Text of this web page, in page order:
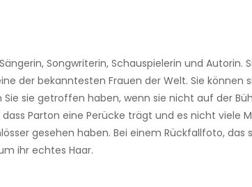
Songwriterin, Schauspielerin und Autorin.
der bekanntesten Frauen der Welt. Sie können
Sie sie getroffen haben, wenn sie nicht auf der
Parton eine Perücke trägt und es nicht viele
gesehen haben. Bei einem Rückfallfoto,
ihr echtes Haar.